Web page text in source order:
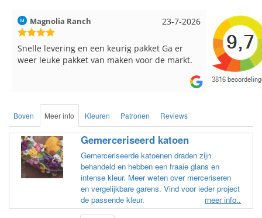
17-7-2026
Hilde uit Loyers
Reeds meerdere keren breigaren en
breinaalden besteld, altijd heel tevreden over
Loes uit
Snelle
Boven Meer info Kleuren Patronen Reviews
Gemerceriseerd katoen
Gemerceriseerde katoenen draden zijn
behandeld en hebben een fraaie glans en
intense kleur. Meer weten over merceriseren
en vergelijkbare garens. Vind voor ieder project
de passende kleur.
meer info..